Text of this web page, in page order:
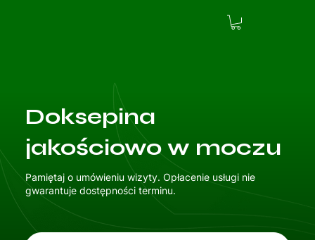
Doksepina
jakościowo w moczu
Pamiętaj o umówieniu wizyty. Opłacenie usługi nie
gwarantuje dostępności terminu.